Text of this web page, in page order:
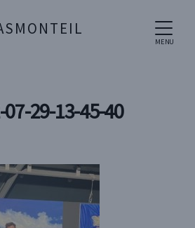
MENU
29-13-45-40